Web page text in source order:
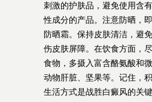
刺激的护肤品，避免使用含
性成分的产品。注意防晒，
防晒霜。保持皮肤清洁，避
伤皮肤屏障。在饮食方面，
食物，多摄入富含酪氨酸和
动物肝脏、坚果等。记住，
生活方式是战胜白癜风的关键